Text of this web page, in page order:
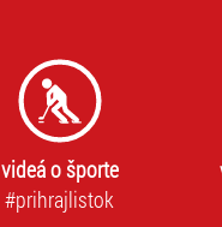
videá o športe
#prihrajlistok